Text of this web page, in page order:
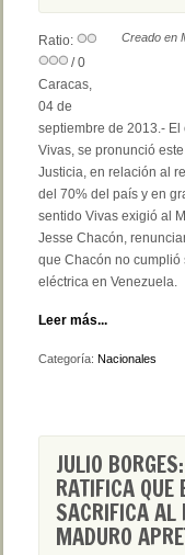
Creado en
Ratio:
/ 0
Caracas,
04 de
septiembre de 2013.-
Vivas, se pronunció
Justicia, en relación al
del 70% del país y en
sentido Vivas exigió al
Jesse Chacón,
que Chacón no
eléctrica en Venezuela.
Leer más...
Categoría: Nacionales
JULIO
RATIFICA QUE
SACRIFICA AL
MADURO